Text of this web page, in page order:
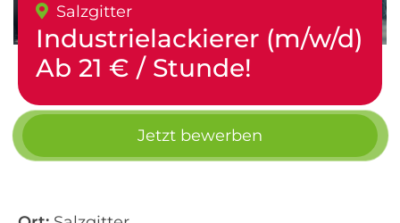
Salzgitter
Industrielackierer (m/w/d)
Ab 21 € / Stunde!
Jetzt bewerben